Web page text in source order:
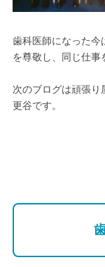
歯科医師になった今
を尊敬し、同じ仕事
次のブログは頑張
更谷です。